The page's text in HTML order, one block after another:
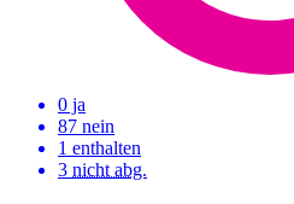
0 ja
87 nein
1 enthalten
3 nicht abg.